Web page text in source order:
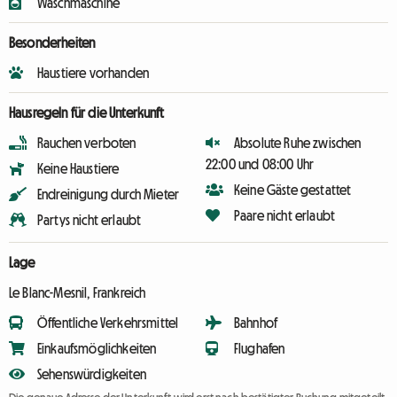
Besonderheiten
Haustiere vorhanden
Hausregeln für die Unterkunft
Rauchen verboten
Keine Haustiere
Endreinigung durch Mieter
Partys nicht erlaubt
Absolute Ruhe zwischen
22:00 und 08:00 Uhr
Keine Gäste gestattet
Paare nicht erlaubt
Lage
Le Blanc-Mesnil, Frankreich
Öffentliche Verkehrsmittel
Einkaufsmöglichkeiten
Sehenswürdigkeiten
Bahnhof
Flughafen